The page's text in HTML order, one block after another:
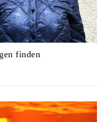
finden